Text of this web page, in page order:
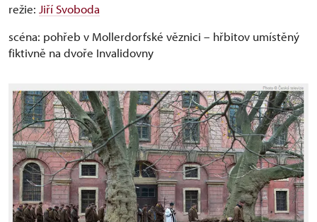
režie: Jiří Svoboda
scéna: pohřeb v Mollerdorfské věznici – hřbitov umístěný
fiktivně na dvoře Invalidovny